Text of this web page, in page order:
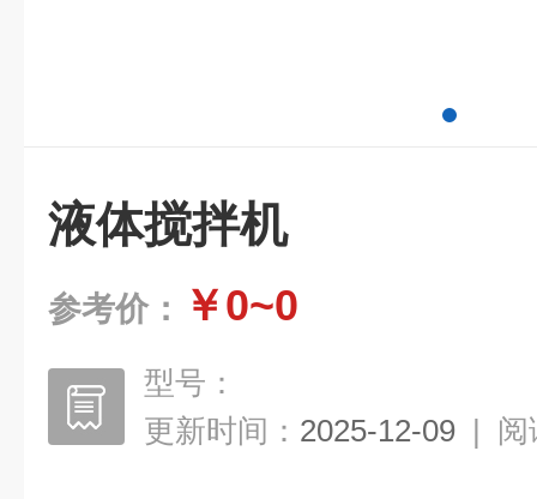
液体搅拌机
参考价： ￥0~0
型号：
更新时间： 2025-12-09 | 阅